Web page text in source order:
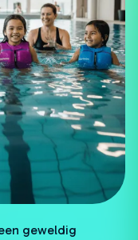
geweldig